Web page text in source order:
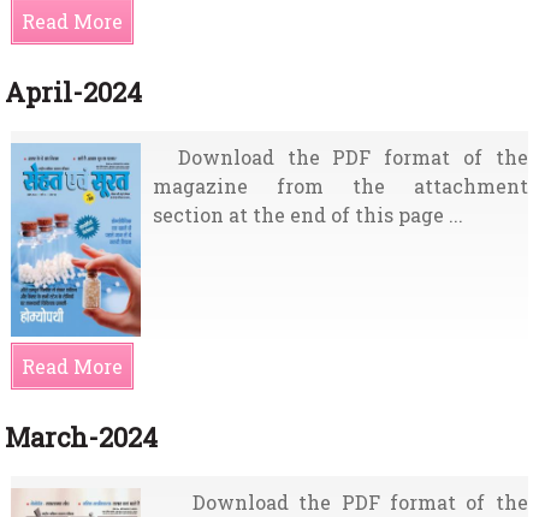
Read More
April-2024
Download the PDF format of the
magazine from the attachment
section at the end of this page ...
Read More
March-2024
Download the PDF format of the